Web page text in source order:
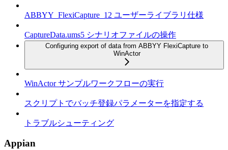
ABBYY_FlexiCapture_12 ユーザーライブラリ仕様
CaptureData.ums5 シナリオファイルの操作
Configuring export of data from ABBYY FlexiCapture to
WinActor
WinActor サンプルワークフローの実行
スクリプトでバッチ登録パラメーターを指定する
トラブルシューティング
Appian